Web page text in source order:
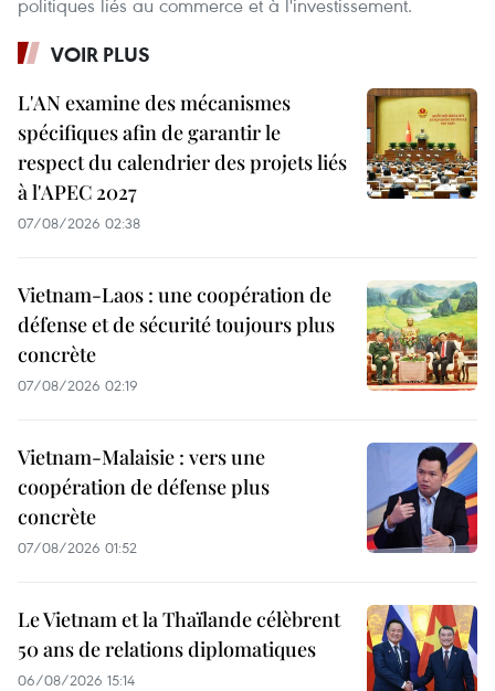
VOIR PLUS
L'AN examine des mécanismes
spécifiques afin de garantir le
respect du calendrier des projets liés
à l'APEC 2027
07/08/2026 02:38
Vietnam-Laos : une coopération de
défense et de sécurité toujours plus
concrète
07/08/2026 02:19
Vietnam-Malaisie : vers une
coopération de défense plus
concrète
07/08/2026 01:52
Le Vietnam et la Thaïlande célèbrent
50 ans de relations diplomatiques
06/08/2026 15:14